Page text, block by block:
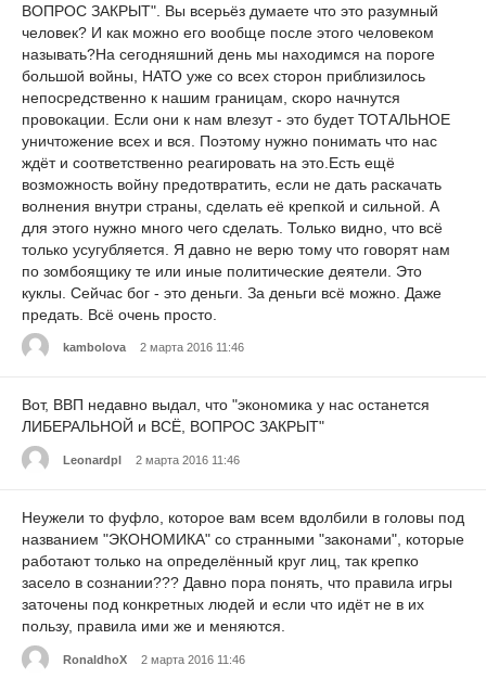
ВОПРОС ЗАКРЫТ". Вы всерьёз думаете что это разумный
человек? И как можно его вообще после этого человеком
называть?На сегодняшний день мы находимся на пороге
большой войны, НАТО уже со всех сторон приблизилось
непосредственно к нашим границам, скоро начнутся
провокации. Если они к нам влезут - это будет ТОТАЛЬНОЕ
уничтожение всех и вся. Поэтому нужно понимать что нас
ждёт и соответственно реагировать на это.Есть ещё
возможность войну предотвратить, если не дать раскачать
волнения внутри страны, сделать её крепкой и сильной. А
для этого нужно много чего сделать. Только видно, что всё
только усугубляется. Я давно не верю тому что говорят нам
по зомбоящику те или иные политические деятели. Это
куклы. Сейчас бог - это деньги. За деньги всё можно. Даже
предать. Всё очень просто.
kambolova 2 марта 2016 11:46
Вот, ВВП недавно выдал, что "экономика у нас останется
ЛИБЕРАЛЬНОЙ и ВСЁ, ВОПРОС ЗАКРЫТ"
Leonardpl 2 марта 2016 11:46
Неужели то фуфло, которое вам всем вдолбили в головы под
названием "ЭКОНОМИКА" со странными "законами", которые
работают только на определённый круг лиц, так крепко
засело в сознании??? Давно пора понять, что правила игры
заточены под конкретных людей и если что идёт не в их
пользу, правила ими же и меняются.
RonaldhoX 2 марта 2016 11:46